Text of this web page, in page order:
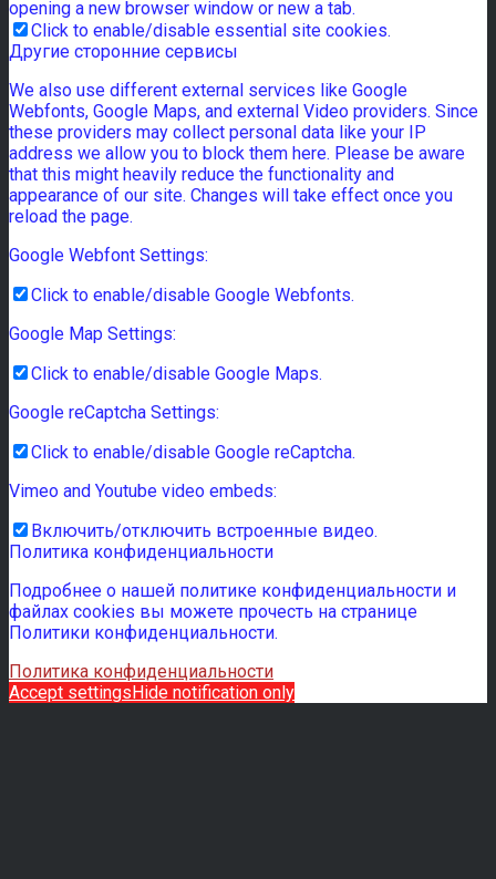
opening a new browser window or new a tab.
Click to enable/disable essential site cookies.
Другие сторонние сервисы
We also use different external services like Google
Webfonts, Google Maps, and external Video providers. Since
these providers may collect personal data like your IP
address we allow you to block them here. Please be aware
that this might heavily reduce the functionality and
appearance of our site. Changes will take effect once you
reload the page.
Google Webfont Settings:
Click to enable/disable Google Webfonts.
Google Map Settings:
Click to enable/disable Google Maps.
Google reCaptcha Settings:
Click to enable/disable Google reCaptcha.
Vimeo and Youtube video embeds:
Включить/отключить встроенные видео.
Политика конфиденциальности
Подробнее о нашей политике конфиденциальности и
файлах cookies вы можете прочесть на странице
Политики конфиденциальности.
Политика конфиденциальности
Accept settingsHide notification only